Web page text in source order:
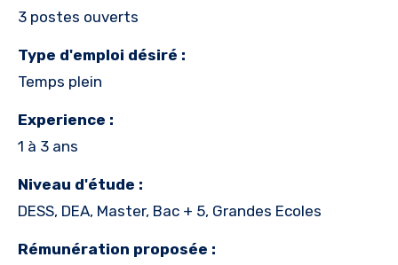
3 postes ouverts
Type d'emploi désiré :
Temps plein
Experience :
1 à 3 ans
Niveau d'étude :
DESS, DEA, Master, Bac + 5, Grandes Ecoles
Rémunération proposée :